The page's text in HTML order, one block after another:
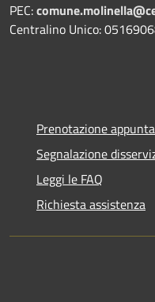
PEC:
Centralino Unico:
Prenotazione
Segnalazione
Leggi le FAQ
Richiesta assistenza